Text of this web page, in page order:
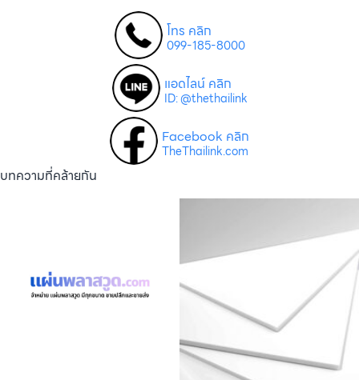
โทร คลิก
099-185-8000
แอดไลน์ คลิก
ID: @thethailink
Facebook คลิก
TheThailink.com
บทความที่คล้ายกัน